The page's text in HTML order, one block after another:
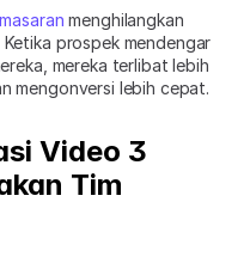
menghilangkan
prospek mendengar
mereka terlibat lebih
mengonversi lebih cepat.
Video 3
Tim